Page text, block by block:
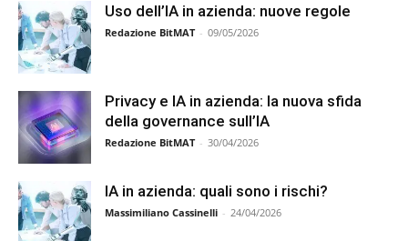
Uso dell’IA in azienda: nuove regole
Redazione BitMAT - 09/05/2026
Privacy e IA in azienda: la nuova sfida
della governance sull’IA
Redazione BitMAT - 30/04/2026
IA in azienda: quali sono i rischi?
Massimiliano Cassinelli - 24/04/2026